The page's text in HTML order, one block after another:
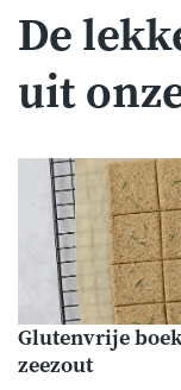
De
uit
Glutenvrije
zeezout